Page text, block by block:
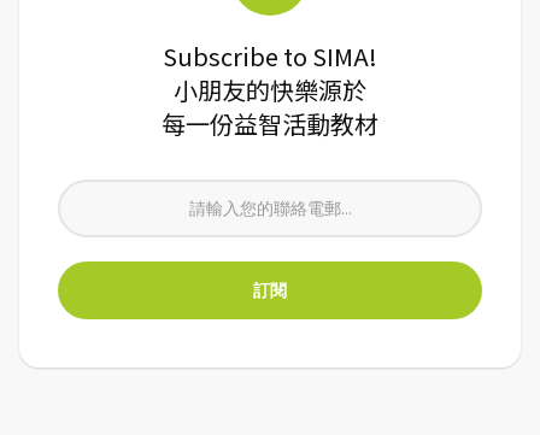
Subscribe to SIMA!
小朋友的快樂源於
每一份益智活動教材